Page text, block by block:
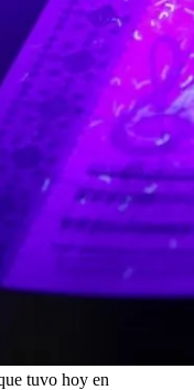
tuvo hoy en